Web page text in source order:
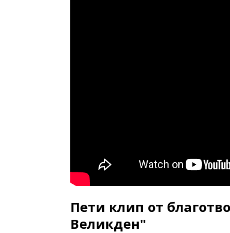
Пети клип от
Великден"